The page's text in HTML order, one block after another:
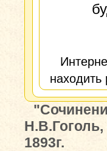
находить
1893г.